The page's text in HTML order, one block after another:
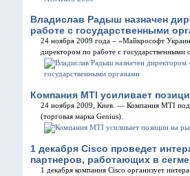
Владислав Радыш назначен
работе с государственными
24 ноября 2009 года – «Майкрософт
директором по работе с государственными
Компания MTI усиливает
24 ноября 2009, Киев. — Компания MTI
(торговая марка Genius).
1 декабря Cisco проведет
партнеров, работающих в
1 декабря компания Cisco организует